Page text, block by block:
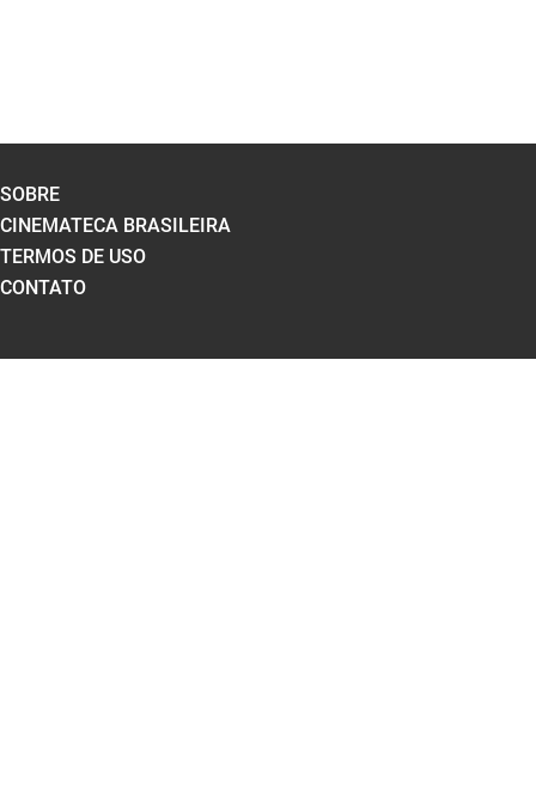
SOBRE
CINEMATECA BRASILEIRA
TERMOS DE USO
CONTATO